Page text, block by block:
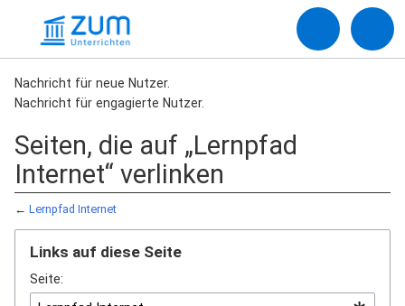
Nachricht für neue Nutzer.
Nachricht für engagierte Nutzer.
Seiten, die auf „Lernpfad
Internet“ verlinken
← Lernpfad Internet
Links auf diese Seite
Seite: